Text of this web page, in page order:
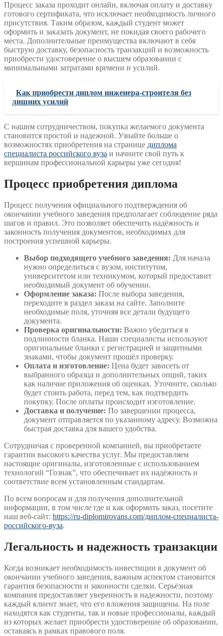
Процесс заказа проходит онлайн, включая оплату и доставку
готового сертификата, что исключает необходимость личного
присутствия. Таким образом, каждый студент может
оформить и заказать документ, не покидая своего рабочего
места. Дополнительные преимущества включают в себя
быструю доставку, безопасность транзакций и возможность
приобрести удостоверение о высшем образовании с
минимальными затратами времени и усилий.
Как приобрести диплом инженера-строителя без
лишних усилий
С нашим сотрудничеством, покупка желаемого документа
становится простой и надежной. Узнайте больше о
возможностях приобретения на странице диплома
специалиста российского вуза и начните свой путь к
вершинам профессиональной карьеры уже сегодня!
Процесс приобретения диплома
Процесс получения официального подтверждения об
окончании учебного заведения предполагает соблюдение ряда
шагов и правил. Это позволяет обеспечить надёжность и
законность получения документов, необходимых для
построения успешной карьеры.
Выбор подходящего учебного заведения: Для начала
нужно определиться с вузом, институтом,
университетом или техникумом, который предоставит
необходимый документ об обучении.
Оформление заказа: После выбора заведения,
переходите в раздел заказа на сайте. Заполните
необходимые поля, уточняя все детали будущего
документа.
Проверка оригинальности: Важно убедиться в
подлинности бланка. Наши специалисты используют
оригинальные бланки с регистрацией и защитными
знаками, чтобы документ прошёл проверку.
Оплата и изготовление: Цена будет зависеть от
выбранного образца и дополнительных опций, таких
как наличие приложения об оценках. Уточните, сколько
будет стоить работа, перед тем, как подтвердить
покупку. После оплаты происходит изготовление.
Доставка и получение: По завершении процесса,
документ отправляется по указанному адресу. Возможна
быстрая доставка для вашего удобства.
Сотрудничая с проверенной компанией, вы приобретаете
гарантии высокого качества услуг. Мы предоставляем
настоящие оригиналы, изготовленные с использованием
технологий “Гознак”, что обеспечивает их надёжность и
соответствие всем установленным стандартам.
По всем вопросам и для получения дополнительной
информации, в том числе где и как оформить заказ, посетите
наш веб-сайт: https://ru-diplomirovans.com/диплом-специалиста-
российского-вуза.
Легальность и надежность транзакции
Когда возникает необходимость инвестиции в документ об
окончании учебного заведения, важным аспектом становится
гарантия безопасности и законности сделки. Серьёзная
компания предоставляет уверенность в надежности, поэтому
каждый клиент знает, что его вложения защищены. На поле
находятся как студенты, так и новые профессионалы, каждый
из которых желает приобрести удостоверение об образовании,
оставаясь в рамках правового поля.